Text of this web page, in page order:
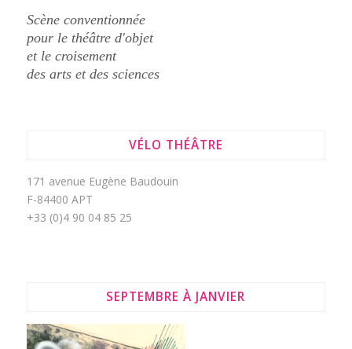
Scène conventionnée
pour le théâtre d'objet
et le croisement
des arts et des sciences
VÉLO THÉÂTRE
171 avenue Eugène Baudouin
F-84400 APT
+33 (0)4 90 04 85 25
SEPTEMBRE À JANVIER